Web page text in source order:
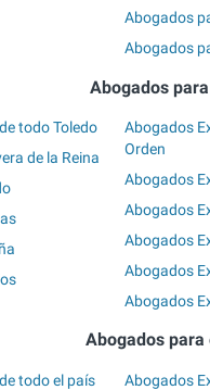
Abogados
Abogados
Abogados
todo Toledo
de la Reina
Abogados
Orden
Abogados
Abogados
Abogados
Abogados
Abogados
Abogados
todo el país
Abogados